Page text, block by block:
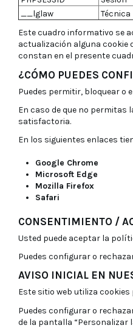
__lglaw
Técnica
Este cuadro informativo se
actualización alguna cookie
constan en el presente
¿CÓMO PUEDES
Puedes permitir, bloquear o
En caso de que no permitas
satisfactoria.
En los siguientes enlaces
Google Chrome
Microsoft Edge
Mozilla Firefox
Safari
CONSENTIMIENTO /
Usted puede aceptar la
Puedes configurar o
AVISO INICIAL EN
Este sitio web utiliza
Puedes configurar o
de la pantalla “Personalizar